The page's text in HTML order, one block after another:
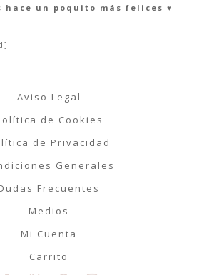
hace un poquito más felices ♥︎
Aviso Legal
de Cookies
de Privacidad
Generales
Frecuentes
Medios
Mi Cuenta
Carrito